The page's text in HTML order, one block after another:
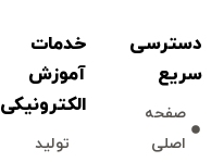
دسترسی
سريع
صفحه
اصلی
خدمات
آموزش
الكترونیكی
توليد